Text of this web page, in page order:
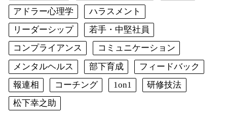
アドラー心理学
ハラスメント
リーダーシップ
若手・中堅社員
コンプライアンス
コミュニケーション
メンタルヘルス
部下育成
フィードバック
報連相
コーチング 1on1
研修技法
松下幸之助